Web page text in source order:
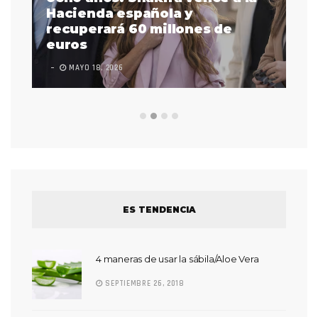
Hacienda española y
recuperará 60 millones de
euros
MAYO 18, 2026
ES TENDENCIA
4 maneras de usar la sábila/Aloe Vera
SEPTIEMBRE 26, 2018